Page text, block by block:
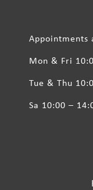
Appointments
Mon & Fri
Tue & Thu
Sa 10:00 –